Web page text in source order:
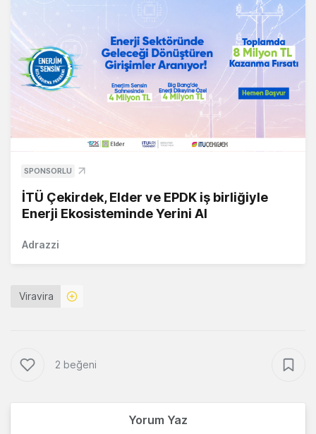
SPONSORLU
İTÜ Çekirdek, Elder ve EPDK iş birliğiyle
Enerji Ekosisteminde Yerini Al
Adrazzi
Viravira
2 beğeni
Yorum Yaz